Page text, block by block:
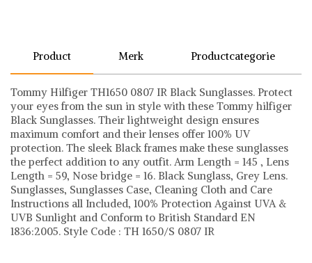
Product Merk Productcategorie
Tommy Hilfiger TH1650 0807 IR Black Sunglasses. Protect
your eyes from the sun in style with these Tommy hilfiger
Black Sunglasses. Their lightweight design ensures
maximum comfort and their lenses offer 100% UV
protection. The sleek Black frames make these sunglasses
the perfect addition to any outfit. Arm Length = 145 , Lens
Length = 59, Nose bridge = 16. Black Sunglass, Grey Lens.
Sunglasses, Sunglasses Case, Cleaning Cloth and Care
Instructions all Included, 100% Protection Against UVA &
UVB Sunlight and Conform to British Standard EN
1836:2005. Style Code : TH 1650/S 0807 IR